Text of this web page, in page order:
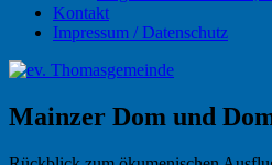
Kontakt
Impressum / Datenschutz
Mainzer Dom und